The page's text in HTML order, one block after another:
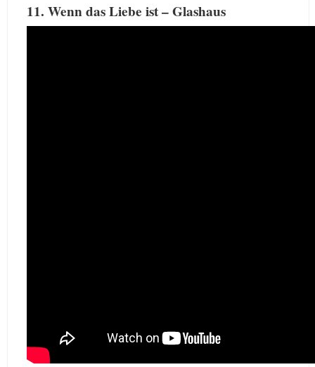
11. Wenn das Liebe ist – Glashaus